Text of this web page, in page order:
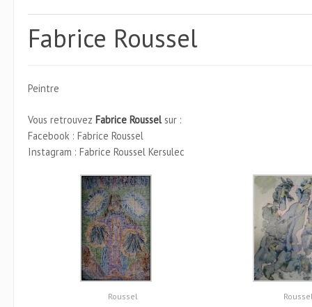
Fabrice Roussel
Peintre
Vous retrouvez Fabrice Rousselsur :
Facebook : Fabrice Roussel
Instagram : Fabrice Roussel Kersulec
Roussel